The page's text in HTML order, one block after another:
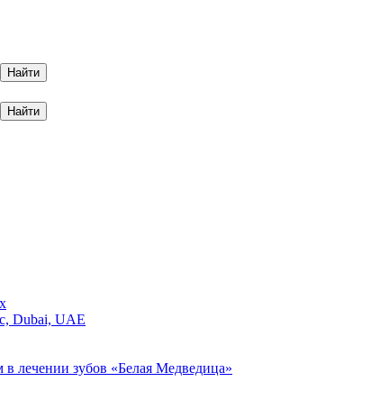
Найти
Найти
Dubai, UAE
лечении зубов «Белая Медведица»